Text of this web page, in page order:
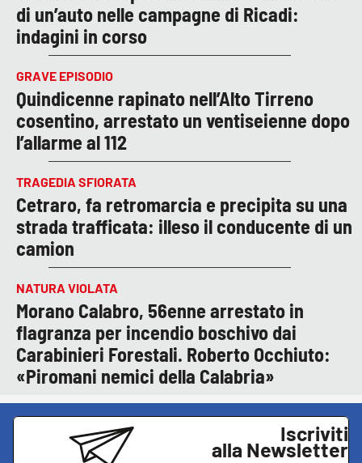
di un’auto nelle campagne di Ricadi:
indagini in corso
GRAVE EPISODIO
Quindicenne rapinato nell’Alto Tirreno
cosentino, arrestato un ventiseienne dopo
l’allarme al 112
TRAGEDIA SFIORATA
Cetraro, fa retromarcia e precipita su una
strada trafficata: illeso il conducente di un
camion
NATURA VIOLATA
Morano Calabro, 56enne arrestato in
flagranza per incendio boschivo dai
Carabinieri Forestali. Roberto Occhiuto:
«Piromani nemici della Calabria»
Iscriviti
alla Newsletter